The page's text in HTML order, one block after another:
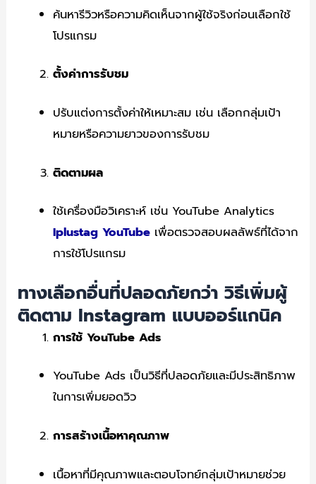
ค้นหารีวิวหรือความคิดเห็นจากผู้ใช้จริงก่อนเลือกใช้
โปรแกรม
ตั้งค่าการรับชม
ปรับแต่งการตั้งค่าให้เหมาะสม เช่น เลือกกลุ่มเป้า
หมายหรือความยาวของการรับชม
ติดตามผล
ใช้เครื่องมือวิเคราะห์ เช่น YouTube Analytics
Iplustag YouTubeเพื่อตรวจสอบผลลัพธ์ที่ได้จาก
การใช้โปรแกรม
ทางเลือกอื่นที่ปลอดภัยกว่า วิธีเพิ่มผู้
ติดตาม Instagram แบบออร์แกนิค
การใช้ YouTube Ads
YouTube Ads เป็นวิธีที่ปลอดภัยและมีประสิทธิภาพ
ในการเพิ่มยอดวิว
การสร้างเนื้อหาคุณภาพ
เนื้อหาที่มีคุณภาพและตอบโจทย์กลุ่มเป้าหมายช่วย